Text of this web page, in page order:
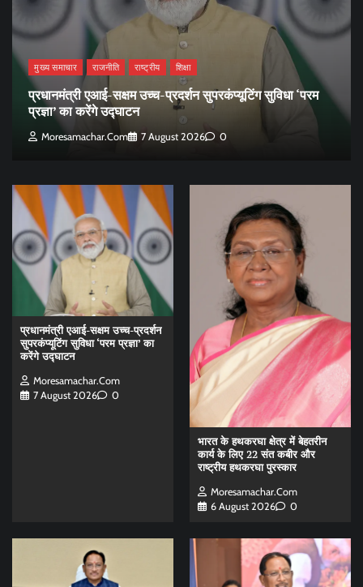
मुख्य समाचार राजनीति राष्ट्रीय शिक्षा
प्रधानमंत्री एआई-सक्षम उच्च-प्रदर्शन सुपरकंप्यूटिंग सुविधा ‘परम
प्रज्ञा’ का करेंगे उद्घाटन
Moresamachar.com 7 August 2026 0
प्रधानमंत्री एआई-सक्षम उच्च-प्रदर्शन
सुपरकंप्यूटिंग सुविधा ‘परम प्रज्ञा’ का
करेंगे उद्घाटन
Moresamachar.com
7 August 2026
0
भारत के हथकरघा क्षेत्र में बेहतरीन
कार्य के लिए 22 संत कबीर और
राष्ट्रीय हथकरघा पुरस्कार
Moresamachar.com
6 August 2026
0